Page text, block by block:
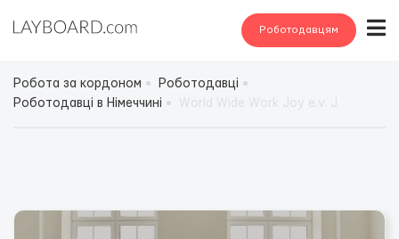
Роботодавцям
Робота за кордоном
Роботодавці
Роботодавці в Німеччині